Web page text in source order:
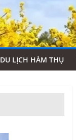
DU LỊCH HÀM THỤ